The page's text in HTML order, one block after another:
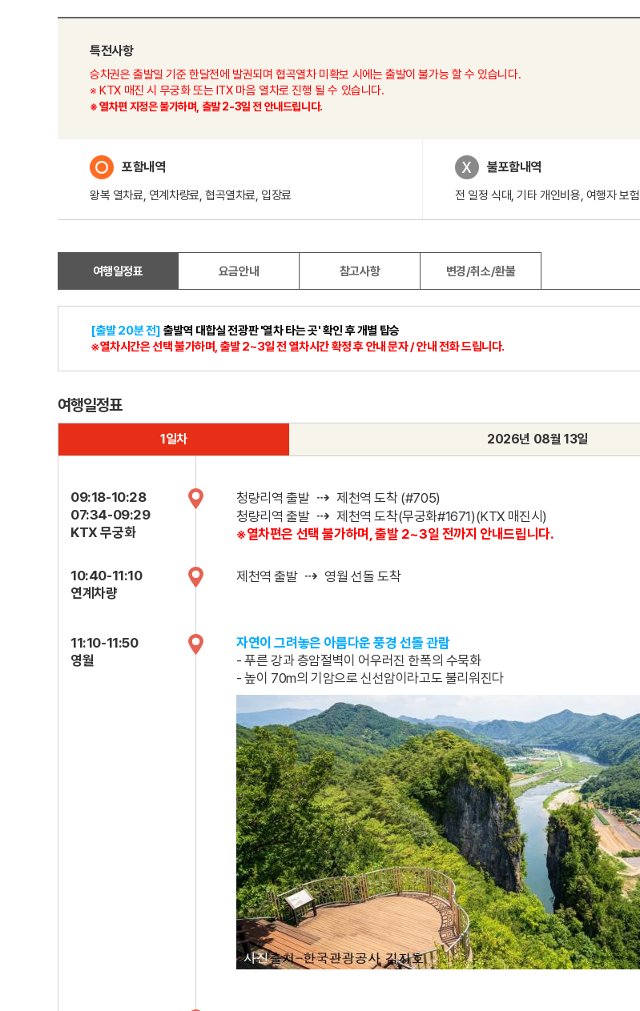
특전사항
승차권은 출발일 기준 한달전에 발권되며 협곡열차 미확보 시에는 출발이 불가능 할 수 있습니다.
※ KTX 매진 시 무궁화 또는 ITX 마음 열차로 진행 될 수 있습니다.
※ 열차편 지정은 불가하며, 출발 2-3일 전 안내드립니다.
포함내역
왕복 열차료, 연계차량료, 협곡열차료, 입장료
불포함내역
전 일정 식대, 기타 개인비용, 여행자 보험
여행일정표 요금안내 참고사항 변경/취소/환불
[출발 20분 전] 출발역 대합실 전광판 '열차 타는 곳' 확인 후 개별 탑승
※열차시간은 선택 불가하며, 출발 2~3일 전 열차시간 확정 후 안내 문자 / 안내 전화 드립니다.
여행일정표
1일차 2026년 08월 13일
09:18-10:28
07:34-09:29
KTX 무궁화
청량리역 출발 ⇢ 제천역 도착 (#705)
청량리역 출발 ⇢ 제천역 도착(무궁화#1671)(KTX 매진시)
※열차편은 선택 불가하며, 출발 2~3일 전까지 안내드립니다.
10:40-11:10
연계차량
제천역 출발 ⇢ 영월 선돌 도착
11:10-11:50
영월
자연이 그려놓은 아름다운 풍경 선돌 관람
- 푸른 강과 층암절벽이 어우러진 한폭의 수묵화
- 높이 70m의 기암으로 신선암이라고도 불리워진다